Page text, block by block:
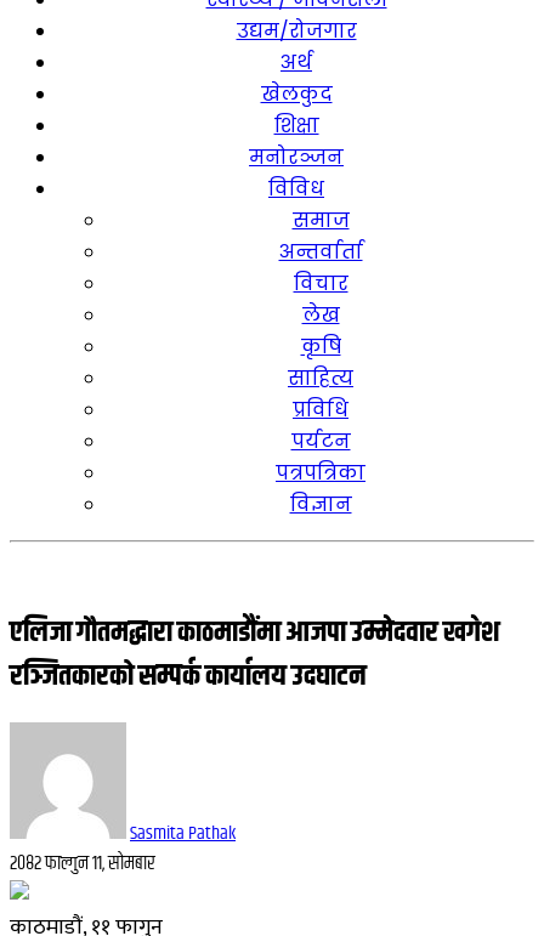
उद्यम/रोजगार
अर्थ
खेलकुद
शिक्षा
मनोरञ्जन
विविध
समाज
अन्तर्वार्ता
विचार
लेख
कृषि
साहित्य
प्रविधि
पर्यटन
पत्रपत्रिका
विज्ञान
एलिजा गौतमद्धारा काठमाडौंमा आजपा उम्मेदवार खगेश
रञ्जितकारको सम्पर्क कार्यालय उदघाटन
Sasmita Pathak
२०८२ फाल्गुन ११, सोमबार
काठमाडौं, ११ फागुन